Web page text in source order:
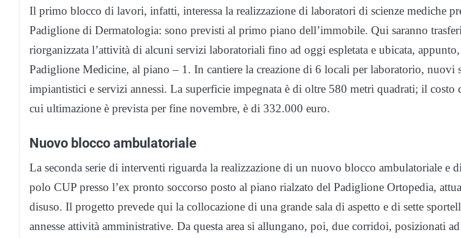
Il primo blocco di lavori, infatti, interessa la realizzazione di laboratori di scienze mediche
Padiglione di Dermatologia: sono previsti al primo piano dell’immobile. Qui saranno
riorganizzata l’attività di alcuni servizi laboratoriali fino ad oggi espletata e ubicata,
Padiglione Medicine, al piano – 1. In cantiere la creazione di 6 locali per laboratorio, nuovi
impiantistici e servizi annessi. La superficie impegnata è di oltre 580 metri quadrati; il costo
cui ultimazione è prevista per fine novembre, è di 332.000 euro.
Nuovo blocco ambulatoriale
La seconda serie di interventi riguarda la realizzazione di un nuovo blocco ambulatoriale e
polo CUP presso l’ex pronto soccorso posto al piano rialzato del Padiglione Ortopedia,
disuso. Il progetto prevede qui la collocazione di una grande sala di aspetto e di sette
annesse attività amministrative. Da questa area si allungano, poi, due corridoi, posizionati ad